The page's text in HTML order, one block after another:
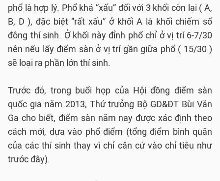
phổ là hợp lý. Phổ khá ”xấu” đối với 3 khối còn lại ( A,
B, D ), đặc biệt “rất xấu” ở khối A là khối chiếm số
đông thí sinh. Ở khối này đỉnh phổ chỉ ở vị trí 6-7/30
nên nếu lấy điểm sàn ở vị trí gần giữa phổ ( 15/30 )
sẽ loại ra phần lớn thí sinh.
Trước đó, trong buổi họp của Hội đồng điểm sàn
quốc gia năm 2013, Thứ trưởng Bộ GD&ĐT Bùi Văn
Ga cho biết, điểm sàn năm nay được xác định theo
cách mới, dựa vào phổ điểm (tổng điểm bình quân
của các thí sinh thay vì chỉ căn cứ vào chỉ tiêu như
trước đây).